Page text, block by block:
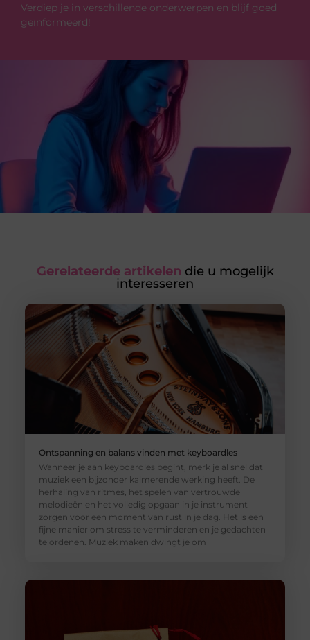
Verdiep je in verschillende onderwerpen en blijf goed
geïnformeerd!
Gerelateerde artikelen die u mogelijk
interesseren
Ontspanning en balans vinden met keyboardles
Wanneer je aan keyboardles begint, merk je al snel dat
muziek een bijzonder kalmerende werking heeft. De
herhaling van ritmes, het spelen van vertrouwde
melodieën en het volledig opgaan in je instrument
zorgen voor een moment van rust in je dag. Het is een
fijne manier om stress te verminderen en je gedachten
te ordenen. Muziek maken dwingt je om